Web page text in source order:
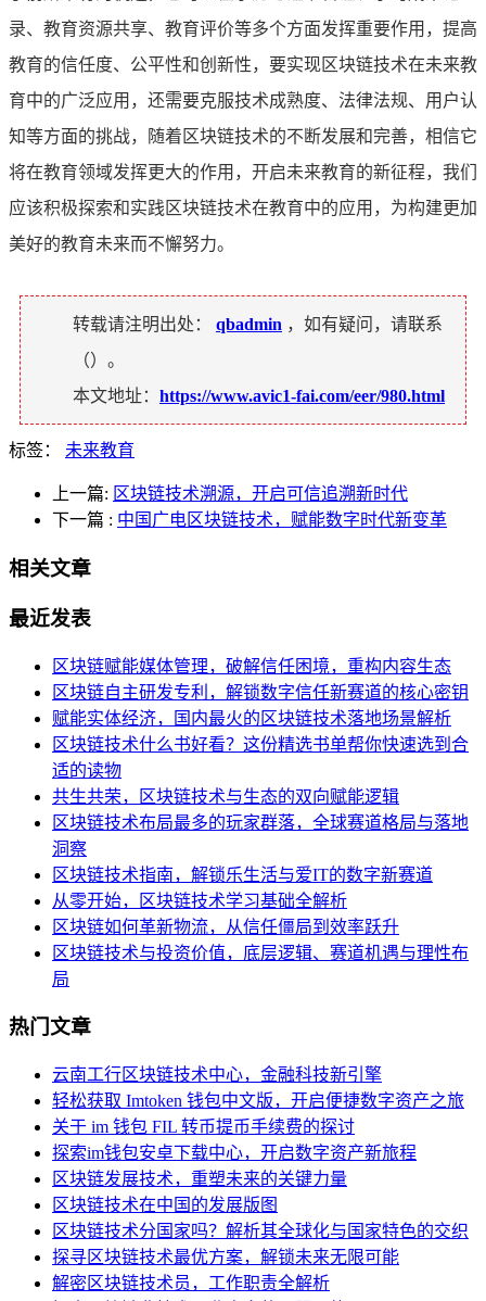
录、教育资源共享、教育评价等多个方面发挥重要作用，提高
教育的信任度、公平性和创新性，要实现区块链技术在未来教
育中的广泛应用，还需要克服技术成熟度、法律法规、用户认
知等方面的挑战，随着区块链技术的不断发展和完善，相信它
将在教育领域发挥更大的作用，开启未来教育的新征程，我们
应该积极探索和实践区块链技术在教育中的应用，为构建更加
美好的教育未来而不懈努力。
转载请注明出处： qbadmin ，如有疑问，请联系
（）。
本文地址： https://www.avic1-fai.com/eer/980.html
标签： 未来教育
上一篇: 区块链技术溯源，开启可信追溯新时代
下一篇 : 中国广电区块链技术，赋能数字时代新变革
相关文章
最近发表
区块链赋能媒体管理，破解信任困境，重构内容生态
区块链自主研发专利，解锁数字信任新赛道的核心密钥
赋能实体经济，国内最火的区块链技术落地场景解析
区块链技术什么书好看？这份精选书单帮你快速选到合
适的读物
共生共荣，区块链技术与生态的双向赋能逻辑
区块链技术布局最多的玩家群落，全球赛道格局与落地
洞察
区块链技术指南，解锁乐生活与爱IT的数字新赛道
从零开始，区块链技术学习基础全解析
区块链如何革新物流，从信任僵局到效率跃升
区块链技术与投资价值，底层逻辑、赛道机遇与理性布
局
热门文章
云南工行区块链技术中心，金融科技新引擎
轻松获取 Imtoken 钱包中文版，开启便捷数字资产之旅
关于 im 钱包 FIL 转币提币手续费的探讨
探索im钱包安卓下载中心，开启数字资产新旅程
区块链发展技术，重塑未来的关键力量
区块链技术在中国的发展版图
区块链技术分国家吗？解析其全球化与国家特色的交织
探寻区块链技术最优方案，解锁未来无限可能
解密区块链技术员，工作职责全解析